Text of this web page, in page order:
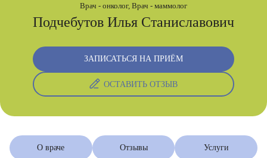
Врач - онколог, Врач - маммолог
Подчебутов Илья Станиславович
ЗАПИСАТЬСЯ НА ПРИЁМ
ОСТАВИТЬ ОТЗЫВ
О враче Отзывы Услуги